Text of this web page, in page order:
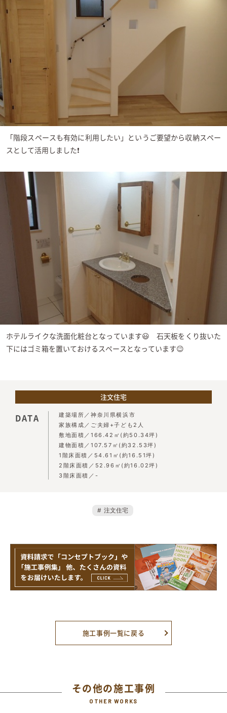
「階段スペースも有効に利用したい」というご要望から収納スペー
スとして活用しました❗
ホテルライクな洗面化粧台となっています😃 石天板をくり抜いた
下にはゴミ箱を置いておけるスペースとなっています😉
注文住宅
DATA 建築場所
神奈川県横浜市
家族構成
ご夫婦+子ども2人
敷地面積
166.42㎡(約50.34坪)
建物面積
107.57㎡(約32.53坪)
1階床面積
54.61㎡(約16.51坪)
2階床面積
52.96㎡(約16.02坪)
3階床面積
-
注文住宅
施工事例一覧に戻る
その他の施工事例
OTHER WORKS